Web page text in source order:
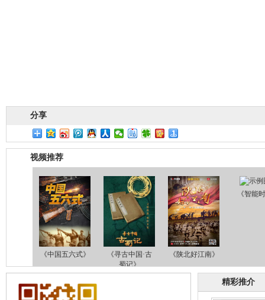
分享
视频推荐
《中国五六式》
《寻古中国·古
蜀记》
《陕北好江南》
《智能
精彩推介